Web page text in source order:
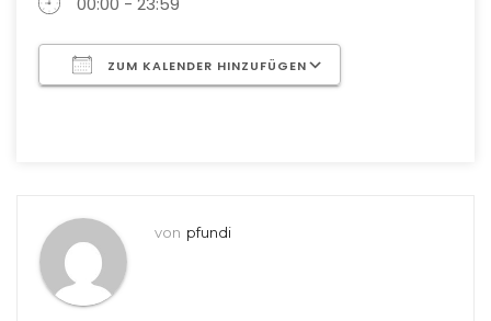
ZUM KALENDER HINZUFÜGEN
von pfundi